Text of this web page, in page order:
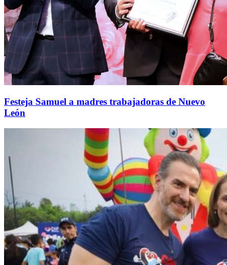
Festeja Samuel a madres trabajadoras de Nuevo
León